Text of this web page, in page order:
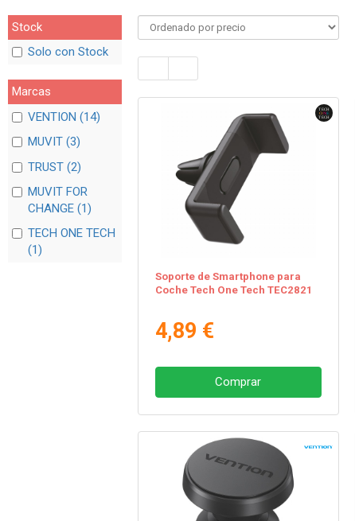
Stock
Solo con Stock
Marcas
VENTION (14)
MUVIT (3)
TRUST (2)
MUVIT FOR
CHANGE (1)
TECH ONE TECH
(1)
Soporte de Smartphone para
Coche Tech One Tech TEC2821
4,89 €
Comprar